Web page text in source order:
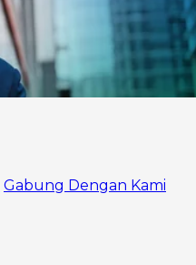
Gabung Dengan Kami